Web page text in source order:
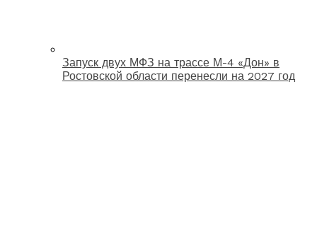
Запуск двух МФЗ на трассе М-4 «Дон» в
Ростовской области перенесли на 2027 год